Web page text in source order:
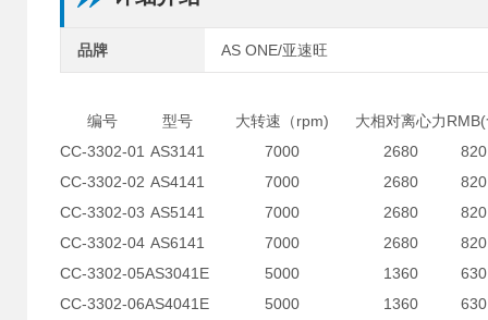
品牌 AS ONE/亚速旺
编号 型号 大转速（rpm) 大相对离心力
CC-3302-01 AS3141 7000 2680
CC-3302-02 AS4141 7000 2680
CC-3302-03 AS5141 7000 2680
CC-3302-04 AS6141 7000 2680
CC-3302-05AS3041E 5000 1360
CC-3302-06AS4041E 5000 1360